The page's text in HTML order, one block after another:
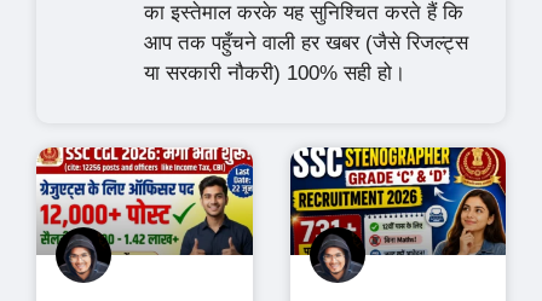
का इस्तेमाल करके यह सुनिश्चित करते हैं कि
आप तक पहुँचने वाली हर खबर (जैसे रिजल्ट्स
या सरकारी नौकरी) 100% सही हो।